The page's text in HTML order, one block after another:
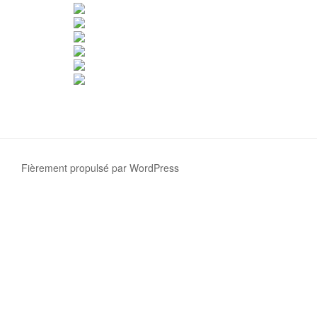
Fièrement propulsé par WordPress